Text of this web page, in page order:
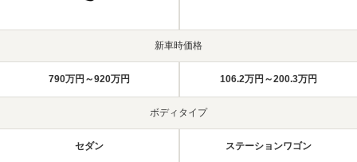
新車時価格
790万円～920万円 106.2万円～200.3万円
ボディタイプ
セダン ステーションワゴン